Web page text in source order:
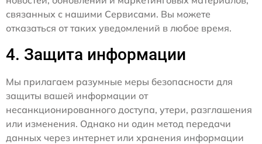
связанных с нашими Сервисами. Вы можете
отказаться от таких уведомлений в любое время.
4. Защита информации
Мы прилагаем разумные меры безопасности для
защиты вашей информации от
несанкционированного доступа, утери, разглашения
или изменения. Однако ни один метод передачи
данных через интернет или хранения информации